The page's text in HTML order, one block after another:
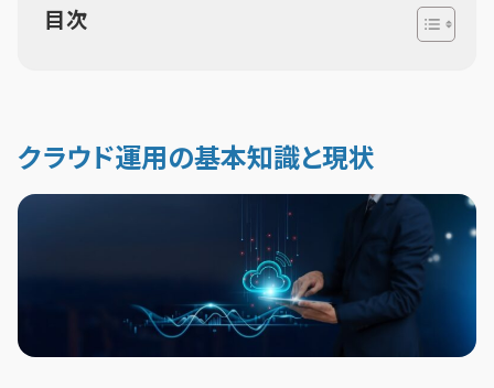
目次
クラウド運用の基本知識と現状